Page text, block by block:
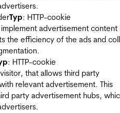
Typ: HTTP-cookie
advertisement content
the efficiency of the ads and
: HTTP-cookie
that allows third party
relevant advertisement. This
party advertisement hubs,